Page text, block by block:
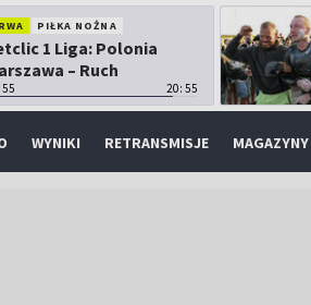
PIŁKA NOŻNA
1 Liga: Polonia
– Ruch
20:55
WYNIKI RETRANSMISJE MAGAZYNY